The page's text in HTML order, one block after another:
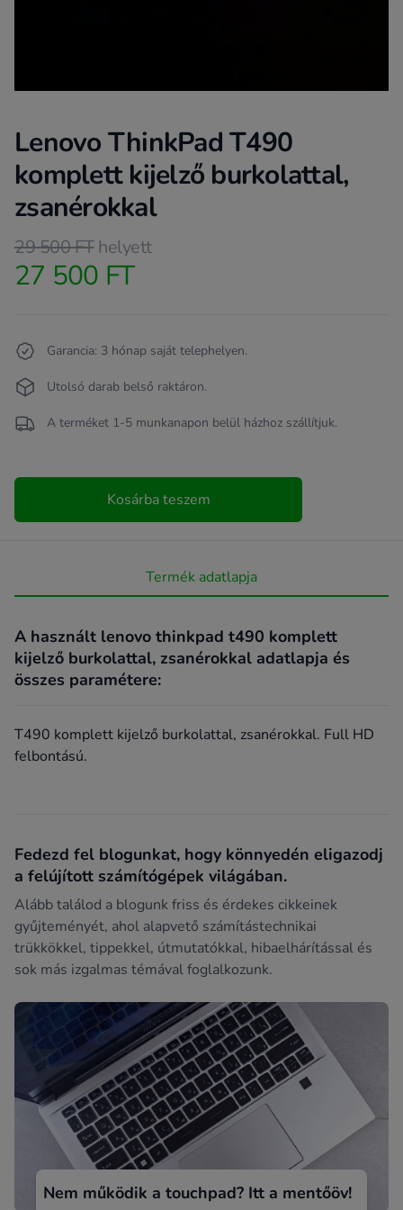
Lenovo ThinkPad T490
komplett kijelző burkolattal,
zsanérokkal
Product information
29 500 FThelyett
27 500 FT
Garancia: 3 hónap saját telephelyen.
Utolsó darab belső raktáron.
A terméket 1-5 munkanapon belül házhoz szállítjuk.
Kosárba teszem
Termék adatlapja
A használt lenovo thinkpad t490 komplett
kijelző burkolattal, zsanérokkal adatlapja és
összes paramétere:
T490 komplett kijelző burkolattal, zsanérokkal. Full HD
felbontású.
Fedezd fel blogunkat, hogy könnyedén eligazodj
a felújított számítógépek világában.
Alább találod a blogunk friss és érdekes cikkeinek
gyűjteményét, ahol alapvető számítástechnikai
trükkökkel, tippekkel, útmutatókkal, hibaelhárítással és
sok más izgalmas témával foglalkozunk.
Nem működik a touchpad? Itt a mentőöv!